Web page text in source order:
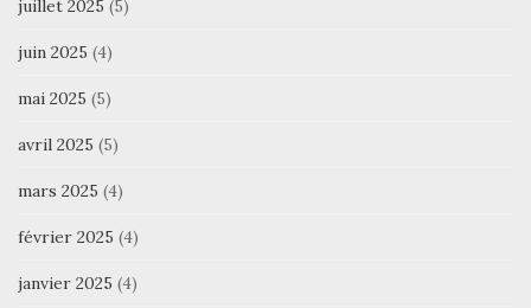
juillet 2025 (5)
juin 2025 (4)
mai 2025 (5)
avril 2025 (5)
mars 2025 (4)
février 2025 (4)
janvier 2025 (4)